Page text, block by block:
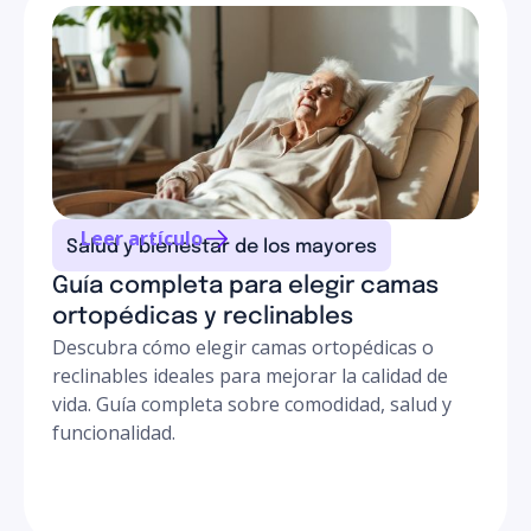
de necesidad distinto. Los bastones son ideales para
soporte ligero, mientras que los andadores ofrecen
mayor estabilidad. La elección depende de tu
evaluación de movilidad actual y tus actividades diarias.
Salud y bienestar de los mayores
Guía completa para elegir camas
ortopédicas y reclinables
Descubra cómo elegir camas ortopédicas o
reclinables ideales para mejorar la calidad de
vida. Guía completa sobre comodidad, salud y
funcionalidad.
Leer artículo